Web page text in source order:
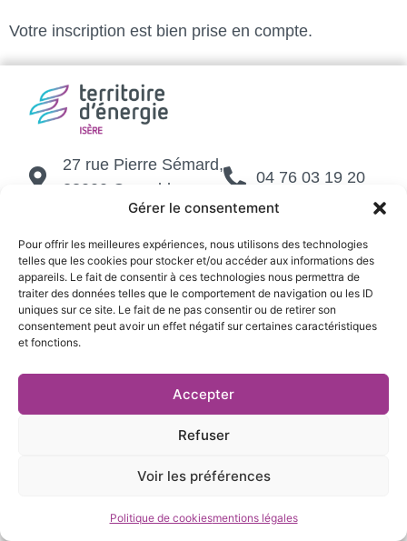
Gérer le consentement
Pour offrir les meilleures expériences, nous utilisons des technologies
telles que les cookies pour stocker et/ou accéder aux informations des
appareils. Le fait de consentir à ces technologies nous permettra de
traiter des données telles que le comportement de navigation ou les ID
uniques sur ce site. Le fait de ne pas consentir ou de retirer son
consentement peut avoir un effet négatif sur certaines caractéristiques
et fonctions.
Accepter
Refuser
Voir les préférences
Politique de cookiesmentions légales
Votre inscription est bien prise en compte.
27 rue Pierre Sémard,
38000 Grenoble
04 76 03 19 20
contact@te38.fr
Mentions légales et politique de confidentialité|
Cookies| Réalisé parCréation site web Grenoble